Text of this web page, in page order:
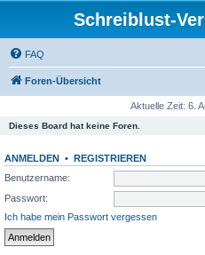
Schreiblust-
FAQ
Foren-Übersicht
Aktuelle Zeit: 6.
Dieses Board hat keine Foren.
ANMELDEN • REGISTRIEREN
Benutzername:
Passwort:
Ich habe mein Passwort vergessen